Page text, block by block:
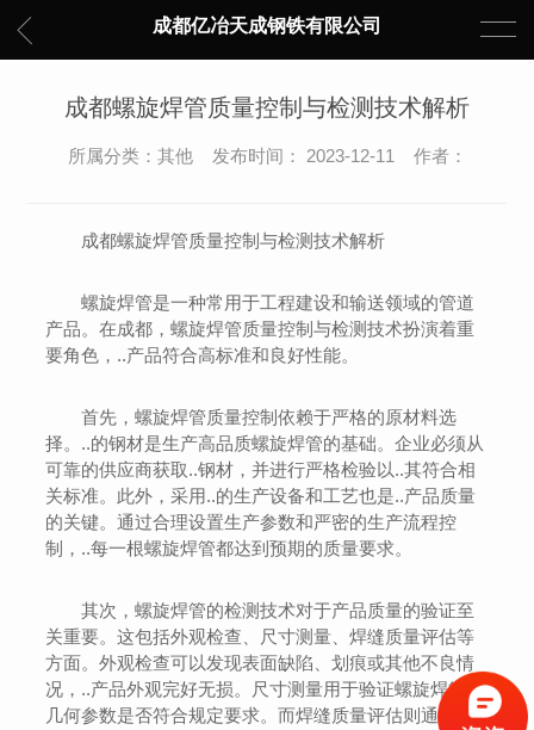
成都亿冶天成钢铁有限公司
成都螺旋焊管质量控制与检测技术解析
所属分类：其他 发布时间： 2023-12-11 作者：
成都螺旋焊管质量控制与检测技术解析
螺旋焊管是一种常用于工程建设和输送领域的管道
产品。在成都，螺旋焊管质量控制与检测技术扮演着重
要角色，..产品符合高标准和良好性能。
首先，螺旋焊管质量控制依赖于严格的原材料选
择。..的钢材是生产高品质螺旋焊管的基础。企业必须从
可靠的供应商获取..钢材，并进行严格检验以..其符合相
关标准。此外，采用..的生产设备和工艺也是..产品质量
的关键。通过合理设置生产参数和严密的生产流程控
制，..每一根螺旋焊管都达到预期的质量要求。
其次，螺旋焊管的检测技术对于产品质量的验证至
关重要。这包括外观检查、尺寸测量、焊缝质量评估等
方面。外观检查可以发现表面缺陷、划痕或其他不良情
况，..产品外观完好无损。尺寸测量用于验证螺旋焊管的
几何参数是否符合规定要求。而焊缝质量评估则通过无